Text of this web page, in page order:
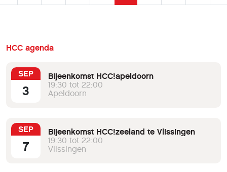
HCC agenda
SEP
3
Bijeenkomst HCC!apeldoorn
19:30 tot 22:00
Apeldoorn
SEP
7
Bijeenkomst HCC!zeeland te Vlissingen
19:30 tot 22:00
Vlissingen